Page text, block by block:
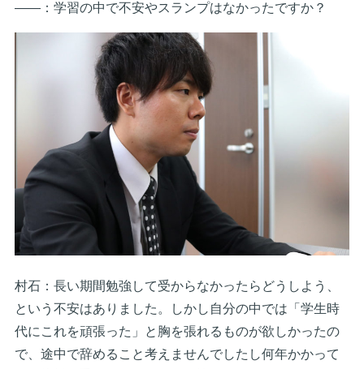
――：学習の中で不安やスランプはなかったですか？
村石：長い期間勉強して受からなかったらどうしよう、
という不安はありました。しかし自分の中では「学生時
代にこれを頑張った」と胸を張れるものが欲しかったの
で、途中で辞めること考えませんでしたし何年かかって